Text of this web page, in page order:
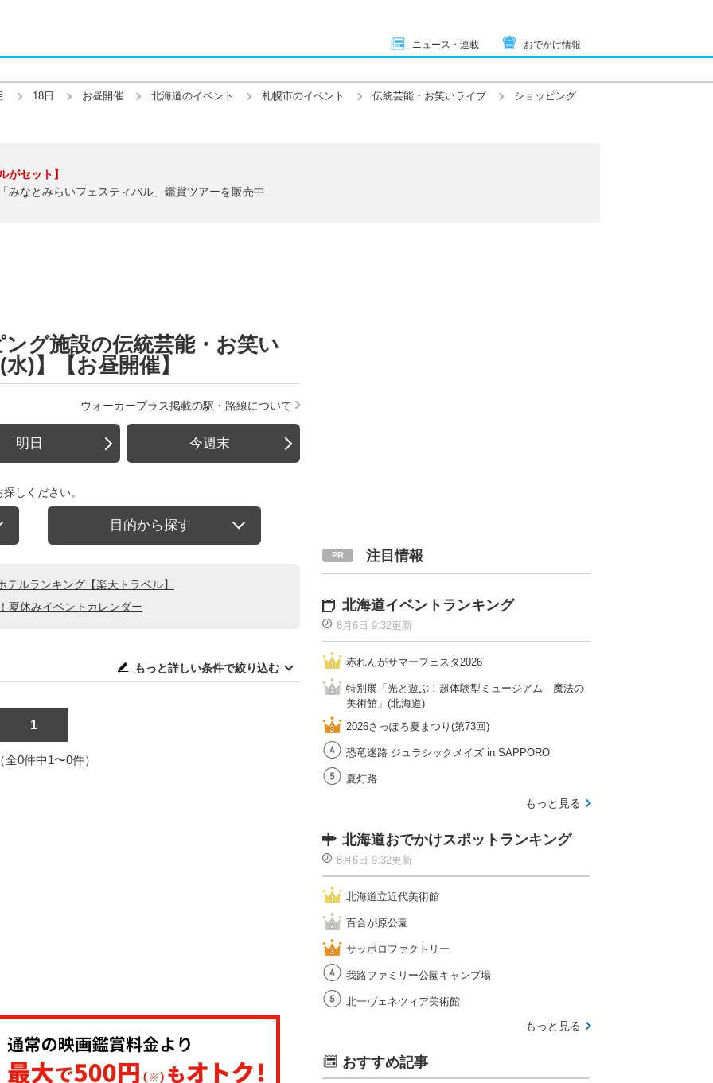
ニュース・連載 おでかけ情報
18日 お昼開催 北海道のイベント 札幌市のイベント 伝統芸能・お笑いライブ ショッピング
がセット】
みなとみらいフェスティバル」鑑賞ツアーを販売中
グ施設の伝統芸能・お笑い
)】【お昼開催】
ウォーカープラス掲載の駅・路線について
明日 今週末
しください。
目的から探す
ルランキング【楽天トラベル】
夏休みイベントカレンダー
もっと詳しい条件で絞り込む
1
全0件中1〜0件）
注目情報
北海道イベントランキング
8月6日 9:32更新
赤れんがサマーフェスタ2026
特別展「光と遊ぶ！超体験型ミュージアム 魔法の
美術館」(北海道)
2026さっぽろ夏まつり(第73回)
恐竜迷路 ジュラシックメイズ in SAPPORO
夏灯路
もっと見る
北海道おでかけスポットランキング
8月6日 9:32更新
北海道立近代美術館
百合が原公園
サッポロファクトリー
我路ファミリー公園キャンプ場
北一ヴェネツィア美術館
もっと見る
おすすめ記事